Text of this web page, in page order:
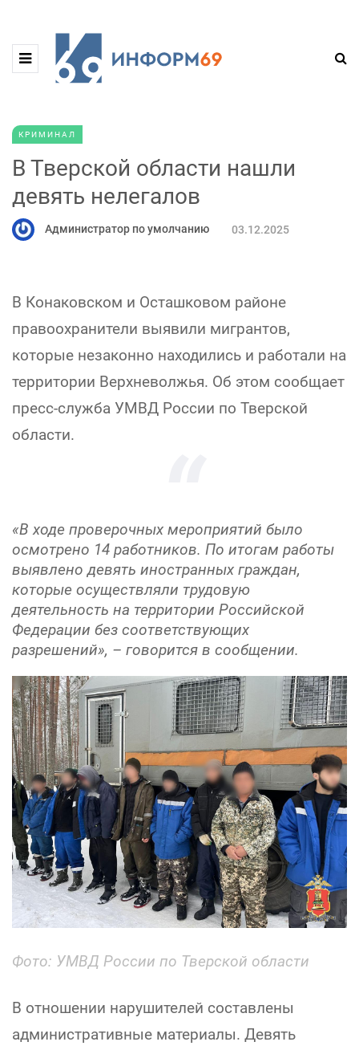
КРИМИНАЛ
В Тверской области нашли
девять нелегалов
Администратор по умолчанию 03.12.2025
В Конаковском и Осташковом районе
правоохранители выявили мигрантов,
которые незаконно находились и работали на
территории Верхневолжья. Об этом сообщает
пресс-служба УМВД России по Тверской
области.
«В ходе проверочных мероприятий было
осмотрено 14 работников. По итогам работы
выявлено девять иностранных граждан,
которые осуществляли трудовую
деятельность на территории Российской
Федерации без соответствующих
разрешений», – говорится в сообщении.
Фото: УМВД России по Тверской области
В отношении нарушителей составлены
административные материалы. Девять